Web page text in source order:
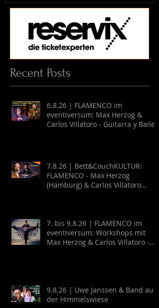
Recent Posts
6.8.26 | FLAMENCO im
eventiversum: Max Herzog &
Carlos Villatoro - Guitarra y Baile
7.8.26 | Bett&CouchKULTUR:
FLAMENCO - Max Herzog
(Hamburg) & Carlos Villatoro
7. bis 9.8.26 | FLAMENCO im
eventiversum: Workshops mit
Max Herzog & Carlos Villatoro -
9.8.26 | Uwe Janssen & Band auf
der Himmelswiese